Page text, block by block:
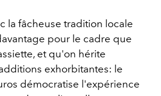
la fâcheuse tradition locale
pour le cadre que
et qu'on hérite
exhorbitantes: le
démocratise l'expérience